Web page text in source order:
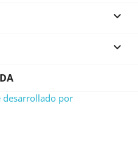


desarrollado por